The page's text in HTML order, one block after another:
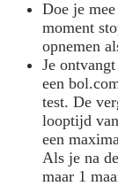
Doe je
moment
opnemen
Je
een
test. De
looptijd
een
Als je na
maar 1